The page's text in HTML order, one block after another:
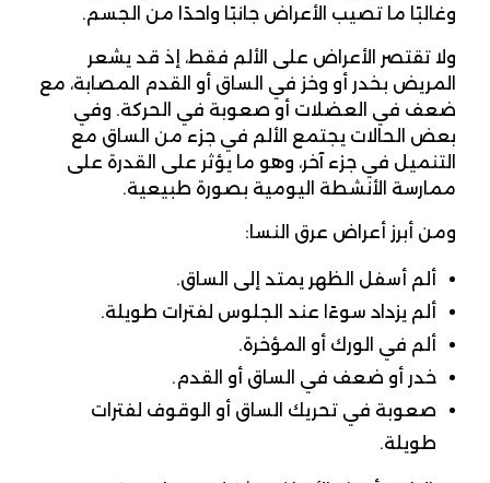
وغالبًا ما تصيب الأعراض جانبًا واحدًا من الجسم.
ولا تقتصر الأعراض على الألم فقط، إذ قد يشعر
المريض بخدر أو وخز في الساق أو القدم المصابة، مع
ضعف في العضلات أو صعوبة في الحركة. وفي
بعض الحالات يجتمع الألم في جزء من الساق مع
التنميل في جزء آخر، وهو ما يؤثر على القدرة على
ممارسة الأنشطة اليومية بصورة طبيعية.
ومن أبرز أعراض عرق النسا:
ألم أسفل الظهر يمتد إلى الساق.
ألم يزداد سوءًا عند الجلوس لفترات طويلة.
ألم في الورك أو المؤخرة.
خدر أو ضعف في الساق أو القدم.
صعوبة في تحريك الساق أو الوقوف لفترات
طويلة.